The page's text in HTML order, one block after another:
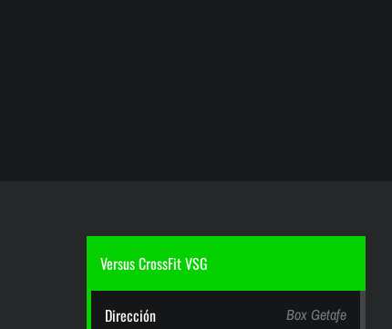
Versus CrossFit VSG
Dirección
Box Getafe